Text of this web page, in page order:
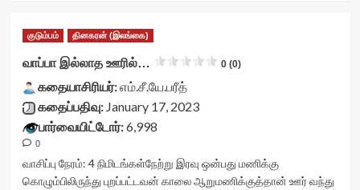
readonly-
ea565674a4555'
data-
rating='0'
data-
rater-
data-
rater-
காலம்<div
class="yasr-
vv-
stars-
title-
container">
<div
stars-
title
குடும்பம் தினகரன் (இலங்கை)
வாப்பா இல்லாத ஊரில்… 0 (0)
கதையாசிரியர்:எம்.சீ.யே.பரீத்
கதைப்பதிவு:January 17, 2023
பார்வையிட்டோர்:6,998
0
வாசிப்பு நேரம்: 4 நிமிடங்கள்நேற்று இரவு ஒன்பது மணிக்கு
கொழும்பிலிருந்து புறப்பட்டவன் காலை ஆறுமணிக்குத்தான் ஊர் வந்து